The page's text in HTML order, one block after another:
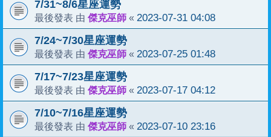
7/31~8/6星座運勢
最後發表 由 傑克巫師 « 2023-07-31 04:08
7/24~7/30星座運勢
最後發表 由 傑克巫師 « 2023-07-25 01:48
7/17~7/23星座運勢
最後發表 由 傑克巫師 « 2023-07-17 04:12
7/10~7/16星座運勢
最後發表 由 傑克巫師 « 2023-07-10 23:16